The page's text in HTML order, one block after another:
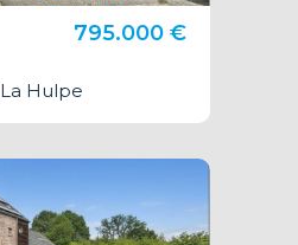
795.000 €
La Hulpe